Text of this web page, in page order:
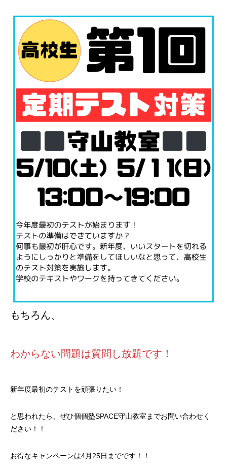
もちろん、
わからない問題は質問し放題です！
新年度最初のテストを頑張りたい！
と思われたら、ぜひ個個塾SPACE守山教室までお問い合わせく
ださい！！
お得なキャンペーンは4月25日までです！！